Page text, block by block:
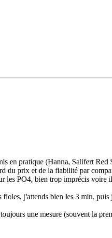
en pratique (Hanna, Salifert
prix et de la fiabilité par
les PO4, bien trop imprécis voire
j'attends bien les 3 min,
une mesure (souvent la